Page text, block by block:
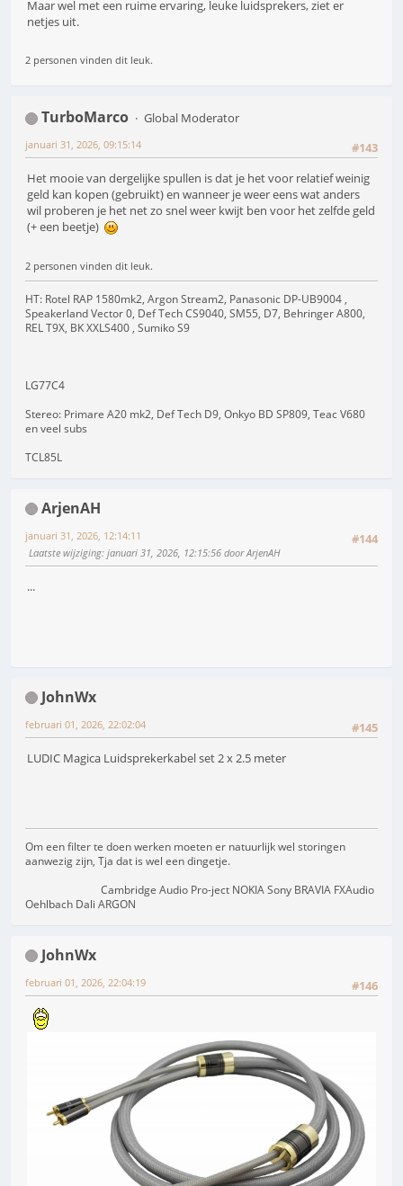
Maar wel met een ruime ervaring, leuke luidsprekers, ziet er
netjes uit.
2 personen vinden dit leuk.
TurboMarco
Global Moderator
#143
januari 31, 2026, 09:15:14
Het mooie van dergelijke spullen is dat je het voor relatief weinig
geld kan kopen (gebruikt) en wanneer je weer eens wat anders
wil proberen je het net zo snel weer kwijt ben voor het zelfde geld
(+ een beetje)
2 personen vinden dit leuk.
HT: Rotel RAP 1580mk2, Argon Stream2, Panasonic DP-UB9004 ,
Speakerland Vector 0, Def Tech CS9040, SM55, D7, Behringer A800,
REL T9X, BK XXLS400 , Sumiko S9
LG77C4
Stereo: Primare A20 mk2, Def Tech D9, Onkyo BD SP809, Teac V680
en veel subs
TCL85L
ArjenAH
#144
januari 31, 2026, 12:14:11
Laatste wijziging: januari 31, 2026, 12:15:56 door ArjenAH
...
JohnWx
#145
februari 01, 2026, 22:02:04
LUDIC Magica Luidsprekerkabel set 2 x 2.5 meter
Om een filter te doen werken moeten er natuurlijk wel storingen
aanwezig zijn, Tja dat is wel een dingetje.
Cambridge Audio Pro-ject NOKIA Sony BRAVIA FXAudio
Oehlbach Dali ARGON
JohnWx
#146
februari 01, 2026, 22:04:19